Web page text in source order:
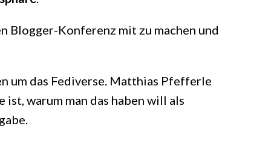
Blogger-Konferenz mit zu machen und
um das Fediverse. Matthias Pfefferle
ist, warum man das haben will als